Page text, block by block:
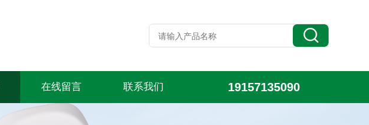
在线留言 联系我们 19157135090